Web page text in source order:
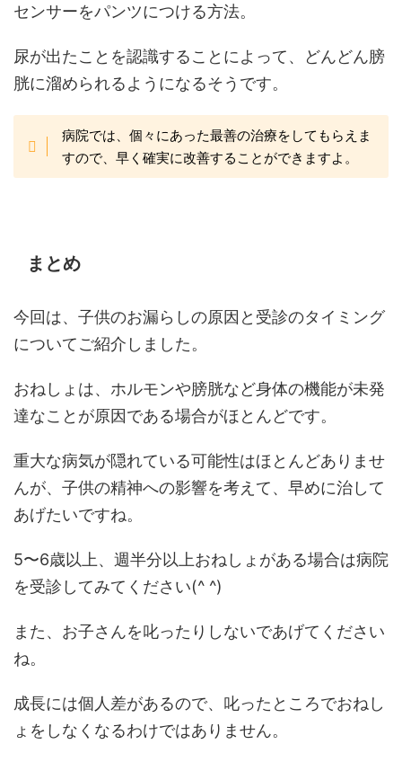
センサーをパンツにつける方法。
尿が出たことを認識することによって、どんどん膀
胱に溜められるようになるそうです。
病院では、個々にあった最善の治療をしてもらえま
すので、早く確実に改善することができますよ。
まとめ
今回は、子供のお漏らしの原因と受診のタイミング
についてご紹介しました。
おねしょは、ホルモンや膀胱など身体の機能が未発
達なことが原因である場合がほとんどです。
重大な病気が隠れている可能性はほとんどありませ
んが、子供の精神への影響を考えて、早めに治して
あげたいですね。
5〜6歳以上、週半分以上おねしょがある場合は病院
を受診してみてください(^ ^)
また、お子さんを叱ったりしないであげてください
ね。
成長には個人差があるので、叱ったところでおねし
ょをしなくなるわけではありません。